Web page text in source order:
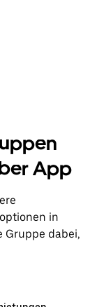
App
in
Gruppe dabei,